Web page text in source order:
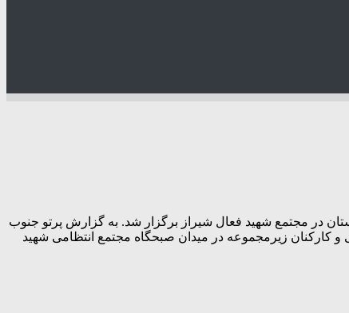
در مجتمع شهید فعال شیراز برگزار شد. به گزارش پرتو جنوب
و کارکنان زیرمجموعه در میدان صبحگاه مجتمع انتظامی شهید